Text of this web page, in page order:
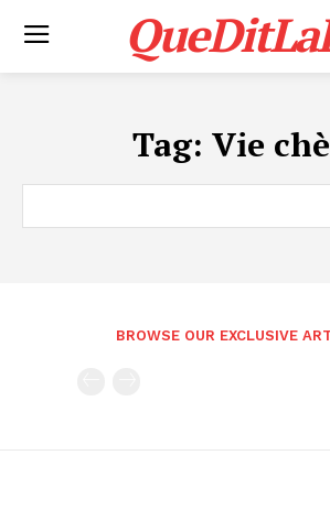
Tag: Vie
BROWSE OUR EXCLUSIVE